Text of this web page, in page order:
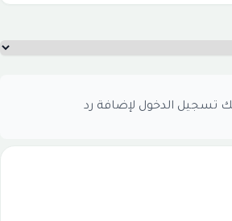
تسجيل الدخول لإضافة رد